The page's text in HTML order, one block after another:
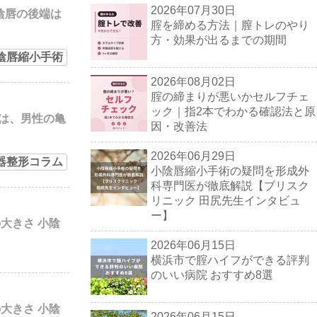
唇の後端は
唇縮小手術
、男性の亀
整形コラム
きさ 小陰
きさ 小陰
2026年07月30日
腟を締める方法｜膣トレのやり
方・効果が出るまでの期間
2026年08月02日
腟の締まりが悪いかセルフチェ
ック｜指2本でわかる確認法と原
因・改善法
2026年06月29日
小陰唇縮小手術の疑問を形成外
科専門医が徹底解説【ブリスク
リニック 田尻先生インタビュ
ー】
2026年06月15日
横浜市で腟ハイフができる評判
のいい病院 おすすめ8選